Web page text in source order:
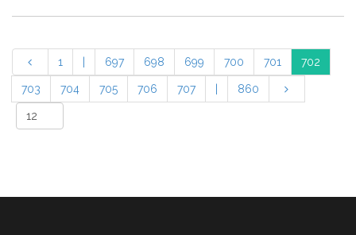
1 697 698 699 700 701 702
703 704 705 706 707 860